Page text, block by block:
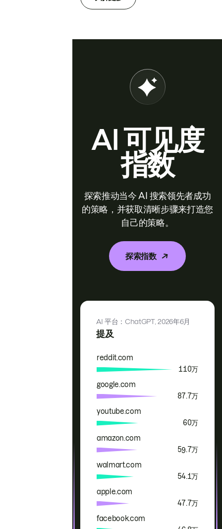
AI 可见度
指数
探索推动当今 AI 搜索领先者成功
的策略，并获取清晰步骤来打造您
自己的策略。
探索指数
提及
AI 平台：ChatGPT,2026年6月
品牌 提及
reddit.com
110万
google.com
87.7万
youtube.com
60万
amazon.com
59.7万
walmart.com
54.1万
apple.com
47.7万
facebook.com